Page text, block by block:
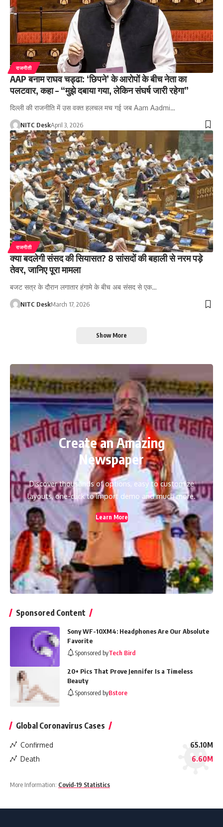
राजनीती
AAP बनाम राघव चड्ढा: ‘छिपने’ के आरोपों के बीच नेता का
पलटवार, कहा – “मुझे दबाया गया, लेकिन संघर्ष जारी रहेगा”
दिल्ली की राजनीति में उस वक्त हलचल मच गई जब Aam Aadmi…
NITC DeskApril 3, 2026
राजनीती
क्या बदलेगी संसद की सियासत? 8 सांसदों की बहाली से नरम पड़े
तेवर, जानिए पूरा मामला
बजट सत्र के दौरान लगातार हंगामे के बीच अब संसद से एक…
NITC DeskMarch 17, 2026
Show More
Create an Amazing
Newspaper
Discover thousands of options, easy to customize
layouts, one-click to import demo and much more.
Learn More
Sponsored Content
Sony WF-10XM4: Headphones Are Our Absolute
Favorite
Sponsored byTech Bird
20+ Pics That Prove Jennifer Is a Timeless
Beauty
Sponsored byBstore
Global Coronavirus Cases
Confirmed
65.10M
Death
6.60M
More Information: Covid-19 Statistics